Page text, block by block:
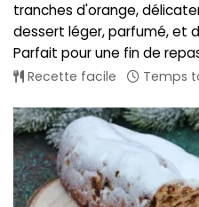
tranches d'orange,
dessert léger, parfumé, et
Parfait pour une fin de
Recette facile Temps